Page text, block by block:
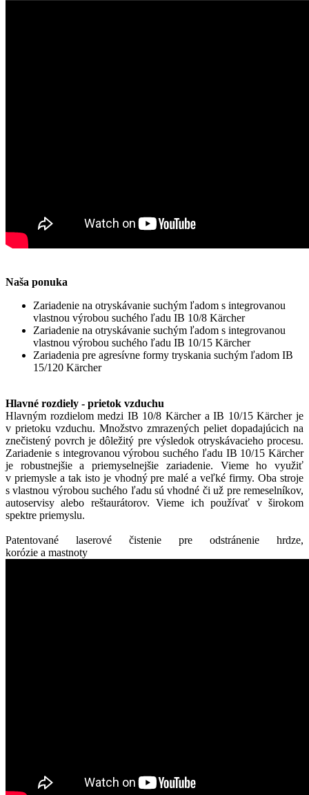
Naša ponuka
Zariadenie na otryskávanie suchým ľadom s integrovanou
vlastnou výrobou suchého ľadu IB 10/8 Kärcher
Zariadenie na otryskávanie suchým ľadom s integrovanou
vlastnou výrobou suchého ľadu IB 10/15 Kärcher
Zariadenia pre agresívne formy tryskania suchým ľadom IB
15/120 Kärcher
Hlavné rozdiely - prietok vzduchu
Hlavným rozdielom medzi IB 10/8 Kärcher a IB 10/15 Kärcher je
v prietoku vzduchu. Množstvo zmrazených peliet dopadajúcich na
znečistený povrch je dôležitý pre výsledok otryskávacieho procesu.
Zariadenie s integrovanou výrobou suchého ľadu IB 10/15 Kärcher
je robustnejšie a priemyselnejšie zariadenie. Vieme ho využiť
v priemysle a tak isto je vhodný pre malé a veľké firmy. Oba stroje
s vlastnou výrobou suchého ľadu sú vhodné či už pre remeselníkov,
autoservisy alebo reštaurátorov. Vieme ich používať v širokom
spektre priemyslu.
Patentované laserové čistenie pre odstránenie hrdze,
korózie a mastnoty